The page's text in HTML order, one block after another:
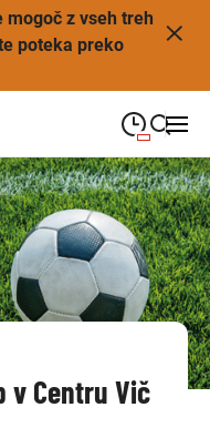
mogoč z vseh treh
poteka preko
Close search
09:00—21:00
09:00—21:00
09:00— 21:00
v Centru Vič